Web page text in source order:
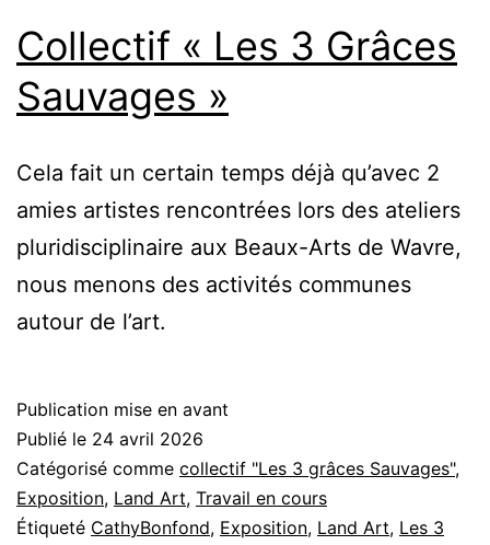
Collectif « Les 3 Grâces
Sauvages »
Cela fait un certain temps déjà qu’avec 2
amies artistes rencontrées lors des ateliers
pluridisciplinaire aux Beaux-Arts de Wavre,
nous menons des activités communes
autour de l’art.
Publication mise en avant
Publié le 24 avril 2026
Catégorisé comme collectif "Les 3 grâces Sauvages",
Exposition, Land Art, Travail en cours
Étiqueté CathyBonfond, Exposition, Land Art, Les 3